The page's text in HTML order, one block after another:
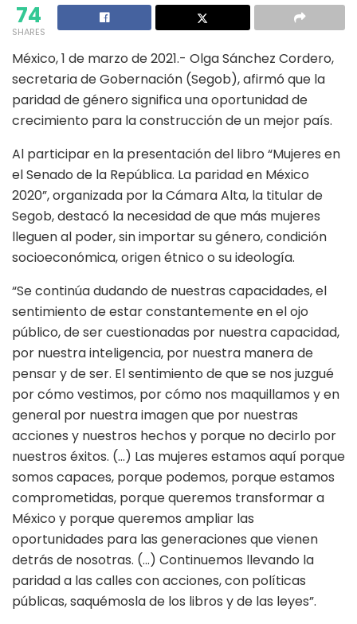
74
SHARES
México, 1 de marzo de 2021.- Olga Sánchez Cordero,
secretaria de Gobernación (Segob), afirmó que la
paridad de género significa una oportunidad de
crecimiento para la construcción de un mejor país.
Al participar en la presentación del libro “Mujeres en
el Senado de la República. La paridad en México
2020”, organizada por la Cámara Alta, la titular de
Segob, destacó la necesidad de que más mujeres
lleguen al poder, sin importar su género, condición
socioeconómica, origen étnico o su ideología.
“Se continúa dudando de nuestras capacidades, el
sentimiento de estar constantemente en el ojo
público, de ser cuestionadas por nuestra capacidad,
por nuestra inteligencia, por nuestra manera de
pensar y de ser. El sentimiento de que se nos juzgué
por cómo vestimos, por cómo nos maquillamos y en
general por nuestra imagen que por nuestras
acciones y nuestros hechos y porque no decirlo por
nuestros éxitos. (…) Las mujeres estamos aquí porque
somos capaces, porque podemos, porque estamos
comprometidas, porque queremos transformar a
México y porque queremos ampliar las
oportunidades para las generaciones que vienen
detrás de nosotras. (…) Continuemos llevando la
paridad a las calles con acciones, con políticas
públicas, saquémosla de los libros y de las leyes”.